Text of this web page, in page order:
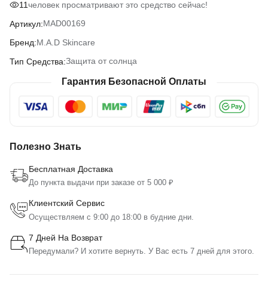
11человек просматривают это средство сейчас!
Артикул:MAD00169
Бренд:M.A.D Skincare
Тип Средства:Защита от солнца
Гарантия Безопасной Оплаты
Полезно Знать
Бесплатная Доставка
До пункта выдачи при заказе от 5 000 ₽
Клиентский Сервис
Осуществляем с 9:00 до 18:00 в будние дни.
7 Дней На Возврат
Передумали? И хотите вернуть. У Вас есть 7 дней для этого.